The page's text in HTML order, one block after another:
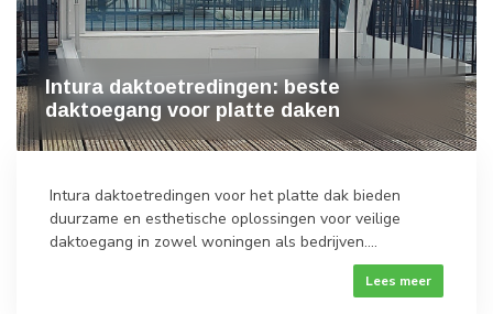
Intura daktoetredingen: beste
daktoegang voor platte daken
Intura daktoetredingen voor het platte dak bieden
duurzame en esthetische oplossingen voor veilige
daktoegang in zowel woningen als bedrijven....
Lees meer